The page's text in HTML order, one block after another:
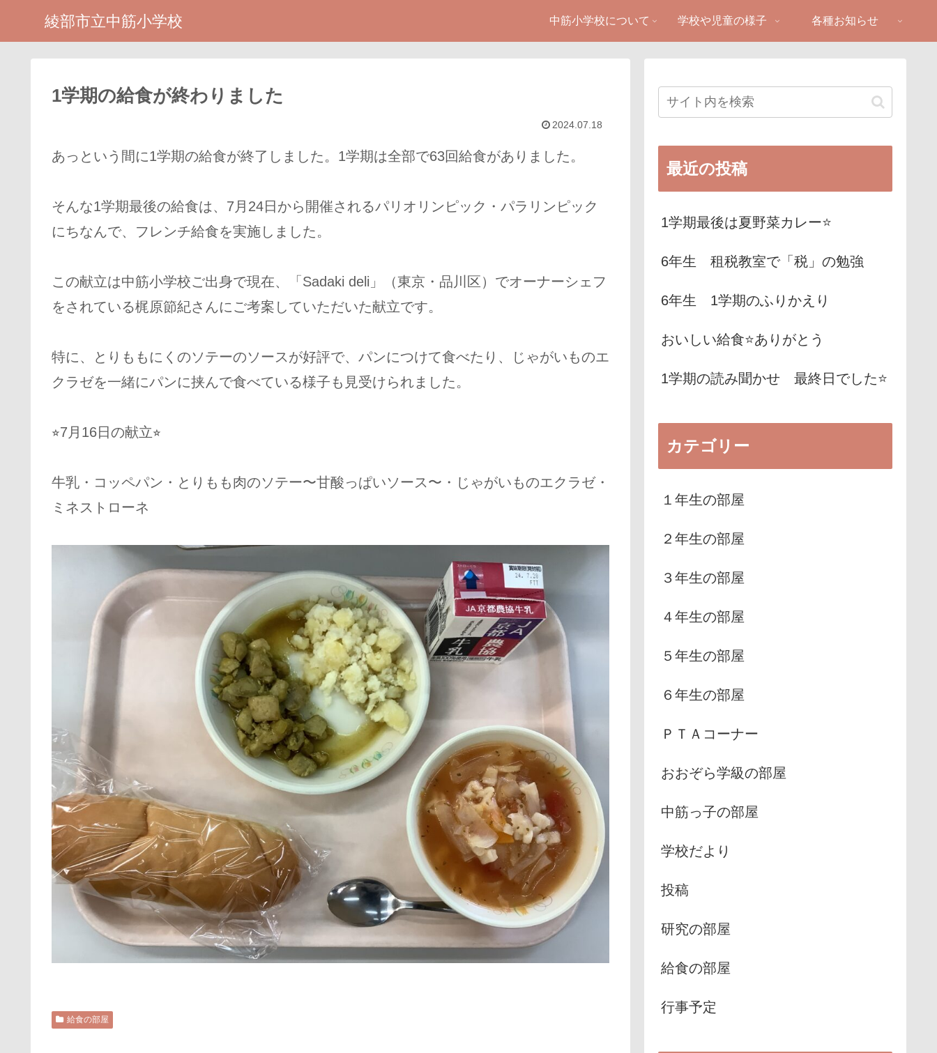
綾部市立中筋小学校 中筋小学校について 学校や児童の様子 各種お知らせ
1学期の給食が終わりました
2024.07.18
あっという間に1学期の給食が終了しました。1学期は全部で63回給食がありました。
そんな1学期最後の給食は、7月24日から開催されるパリオリンピック・パラリンピック
にちなんで、フレンチ給食を実施しました。
この献立は中筋小学校ご出身で現在、「Sadaki deli」（東京・品川区）でオーナーシェフ
をされている梶原節紀さんにご考案していただいた献立です。
特に、とりももにくのソテーのソースが好評で、パンにつけて食べたり、じゃがいものエ
クラゼを一緒にパンに挟んで食べている様子も見受けられました。
⭐︎7月16日の献立⭐︎
牛乳・コッペパン・とりもも肉のソテー〜甘酸っぱいソース〜・じゃがいものエクラゼ・
ミネストローネ
給食の部屋
最近の投稿
1学期最後は夏野菜カレー⭐️
6年生 租税教室で「税」の勉強
6年生 1学期のふりかえり
おいしい給食⭐️ありがとう
1学期の読み聞かせ 最終日でした⭐️
カテゴリー
１年生の部屋
２年生の部屋
３年生の部屋
４年生の部屋
５年生の部屋
６年生の部屋
ＰＴＡコーナー
おおぞら学級の部屋
中筋っ子の部屋
学校だより
投稿
研究の部屋
給食の部屋
行事予定